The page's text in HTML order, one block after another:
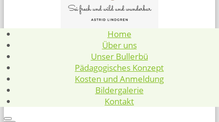
Home
Über uns
Unser Bullerbü
Pädagogisches Konzept
Kosten und Anmeldung
Bildergalerie
Kontakt